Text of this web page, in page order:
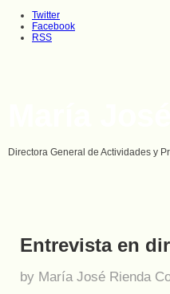
Twitter
Facebook
RSS
Directora General de Actividades y
Entrevista en
by María José Rienda